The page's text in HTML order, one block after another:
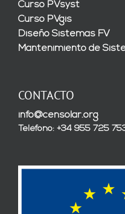
Curso PVsyst
Curso PVgis
Diseño Sistemas FV
Mantenimiento de
CONTACTO
info@censolar.org
Teléfono: +34 955 725